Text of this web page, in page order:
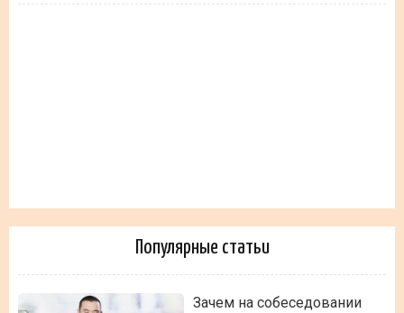
Популярные статьи
Зачем на собеседовании